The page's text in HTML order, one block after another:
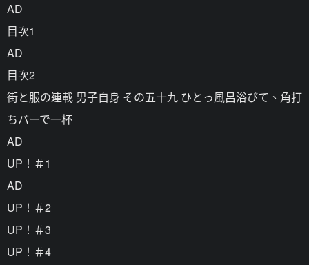
AD
目次1
AD
目次2
街と服の連載 男子自身 その五十九 ひとっ風呂浴びて、角打
ちバーで一杯
AD
UP！＃1
AD
UP！＃2
UP！＃3
UP！＃4